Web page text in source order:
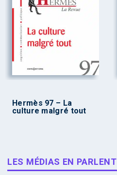
Hermès 97 – La
culture malgré tout
LES MÉDIAS EN PARLENT